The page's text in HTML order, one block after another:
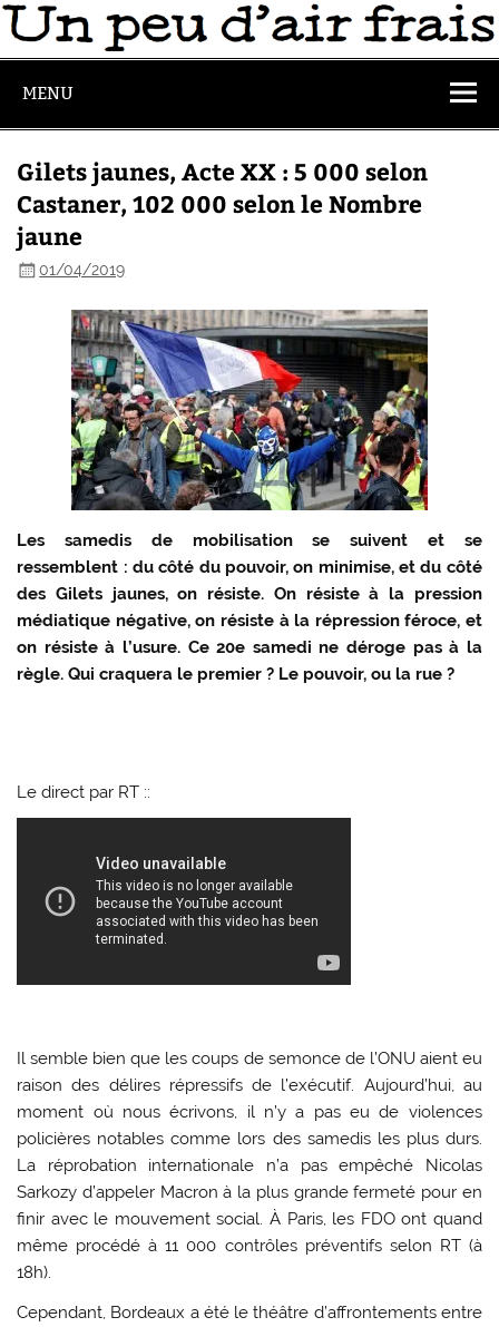
MENU
Gilets jaunes, Acte XX : 5 000 selon
Castaner, 102 000 selon le Nombre
jaune
01/04/2019
Les samedis de mobilisation se suivent et se
ressemblent : du côté du pouvoir, on minimise, et du côté
des Gilets jaunes, on résiste. On résiste à la pression
médiatique négative, on résiste à la répression féroce, et
on résiste à l’usure. Ce 20e samedi ne déroge pas à la
règle. Qui craquera le premier ? Le pouvoir, ou la rue ?
Le direct par RT ::
Il semble bien que les coups de semonce de l’ONU aient eu
raison des délires répressifs de l’exécutif. Aujourd’hui, au
moment où nous écrivons, il n’y a pas eu de violences
policières notables comme lors des samedis les plus durs.
La réprobation internationale n’a pas empêché Nicolas
Sarkozy d’appeler Macron à la plus grande fermeté pour en
finir avec le mouvement social. À Paris, les FDO ont quand
même procédé à 11 000 contrôles préventifs selon RT (à
18h).
Cependant, Bordeaux a été le théâtre d’affrontements entre